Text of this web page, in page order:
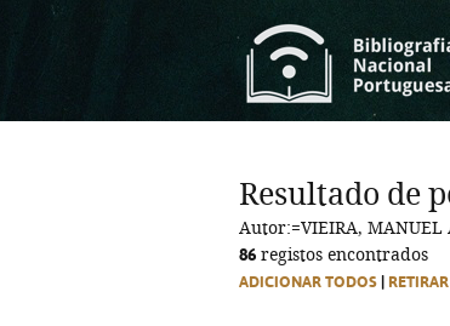
Resultado de
Autor:=VIEIRA, MANUEL
86 registos encontrados
ADICIONAR TODOS